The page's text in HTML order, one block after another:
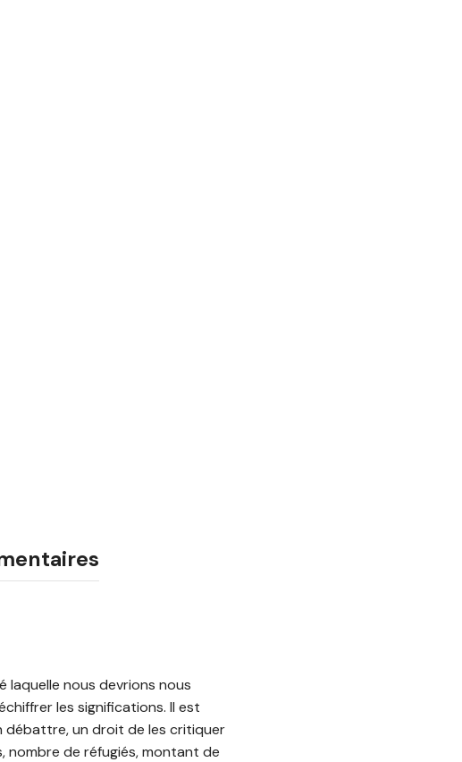
laquelle nous devrions nous
les significations. Il est
débattre, un droit de les critiquer
nombre de réfugiés, montant de